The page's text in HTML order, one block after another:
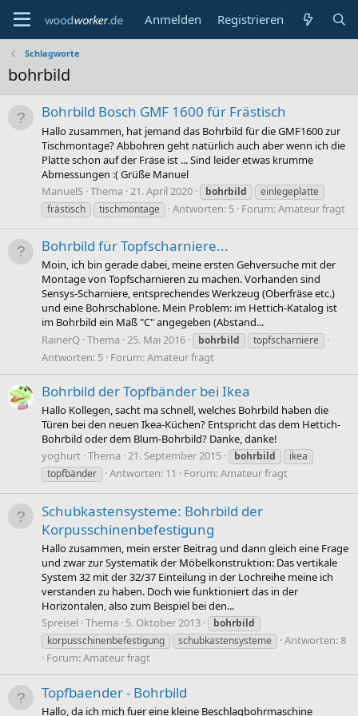
Anmelden Registrieren
Schlagworte
bohrbild
Bohrbild Bosch GMF 1600 für Frästisch
Hallo zusammen, hat jemand das Bohrbild für die GMF1600 zur
Tischmontage? Abbohren geht natürlich auch aber wenn ich die
Platte schon auf der Fräse ist ... Sind leider etwas krumme
Abmessungen :( Grüße Manuel
ManuelS Thema 21. April 2020 bohrbild
einlegeplatte
frästisch
tischmontage Antworten: 5 Forum:Amateur fragt
Bohrbild für Topfscharniere...
Moin, ich bin gerade dabei, meine ersten Gehversuche mit der
Montage von Topfscharnieren zu machen. Vorhanden sind
Sensys-Scharniere, entsprechendes Werkzeug (Oberfräse etc.)
und eine Bohrschablone. Mein Problem: im Hettich-Katalog ist
im Bohrbild ein Maß "C" angegeben (Abstand...
RainerQ Thema 25. Mai 2016 bohrbild topfscharniere
Antworten: 5 Forum:Amateur fragt
Bohrbild der Topfbänder bei Ikea
Hallo Kollegen, sacht ma schnell, welches Bohrbild haben die
Türen bei den neuen Ikea-Küchen? Entspricht das dem Hettich-
Bohrbild oder dem Blum-Bohrbild? Danke, danke!
yoghurt Thema 21. September 2015 bohrbild
ikea
topfbänder
Antworten: 11 Forum:Amateur fragt
Schubkastensysteme: Bohrbild der
Korpusschinenbefestigung
Hallo zusammen, mein erster Beitrag und dann gleich eine Frage
und zwar zur Systematik der Möbelkonstruktion: Das vertikale
System 32 mit der 32/37 Einteilung in der Lochreihe meine ich
verstanden zu haben. Doch wie funktioniert das in der
Horizontalen, also zum Beispiel bei den...
Spreisel Thema 5. Oktober 2013
bohrbild
korpusschinenbefestigung
schubkastensysteme
Antworten: 8
Forum:Amateur fragt
Topfbaender - Bohrbild
Hallo, da ich mich fuer eine kleine Beschlagbohrmaschine